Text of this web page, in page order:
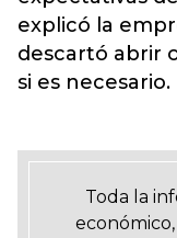
explicó la
descartó abrir
si es necesario.
Toda la